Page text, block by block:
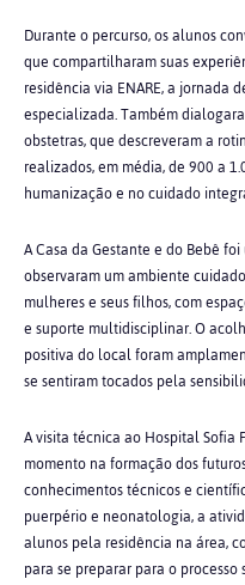
Durante o percurso, os alunos
que compartilharam suas
residência via ENARE, a jornada
especializada. Também
obstetras, que descreveram a
realizados, em média, de 900 a
humanização e no cuidado
A Casa da Gestante e do Bebê
observaram um ambiente
mulheres e seus filhos, com
e suporte multidisciplinar. O
positiva do local foram
se sentiram tocados pela
A visita técnica ao Hospital
momento na formação dos
conhecimentos técnicos e
puerpério e neonatologia, a
alunos pela residência na área,
para se preparar para o processo